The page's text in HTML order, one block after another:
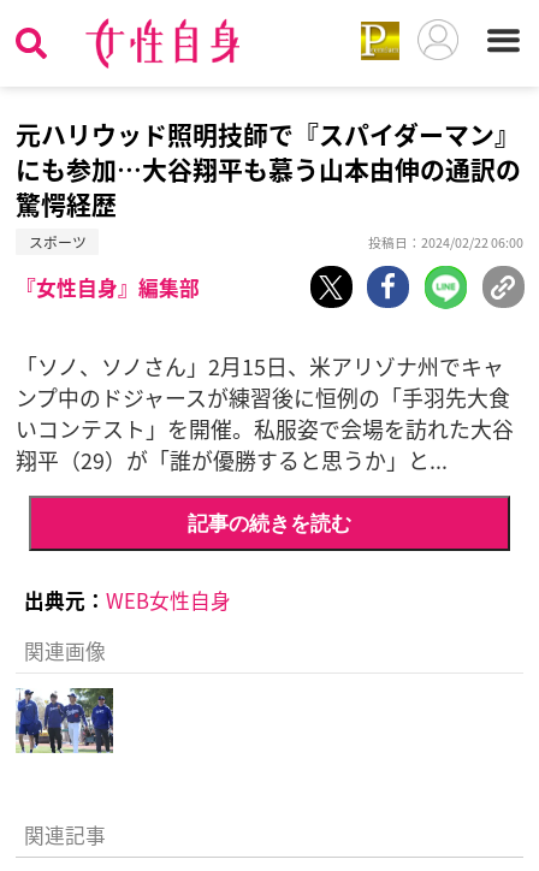
元ハリウッド照明技師で『スパイダーマン』
にも参加…大谷翔平も慕う山本由伸の通訳の
驚愕経歴
スポーツ 投稿日：2024/02/22 06:00
『女性自身』編集部
「ソノ、ソノさん」2月15日、米アリゾナ州でキャ
ンプ中のドジャースが練習後に恒例の「手羽先大食
いコンテスト」を開催。私服姿で会場を訪れた大谷
翔平（29）が「誰が優勝すると思うか」と...
記事の続きを読む
出典元： WEB女性自身
関連画像
関連記事